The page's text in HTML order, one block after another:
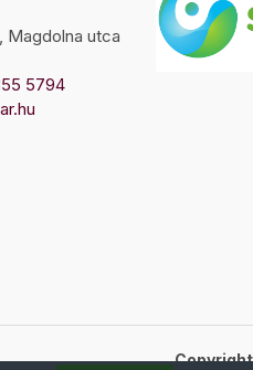
Magdolna utca
5794